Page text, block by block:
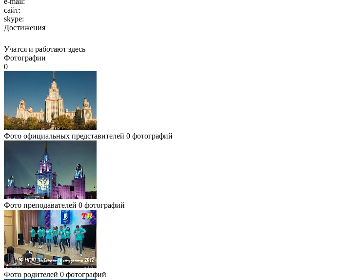
сайт:
skype:
Достижения
Учатся и работают здесь
Фотографии
0
Фото официальных представителей 0 фотографий
Фото преподавателей 0 фотографий
Фото родителей 0 фотографий